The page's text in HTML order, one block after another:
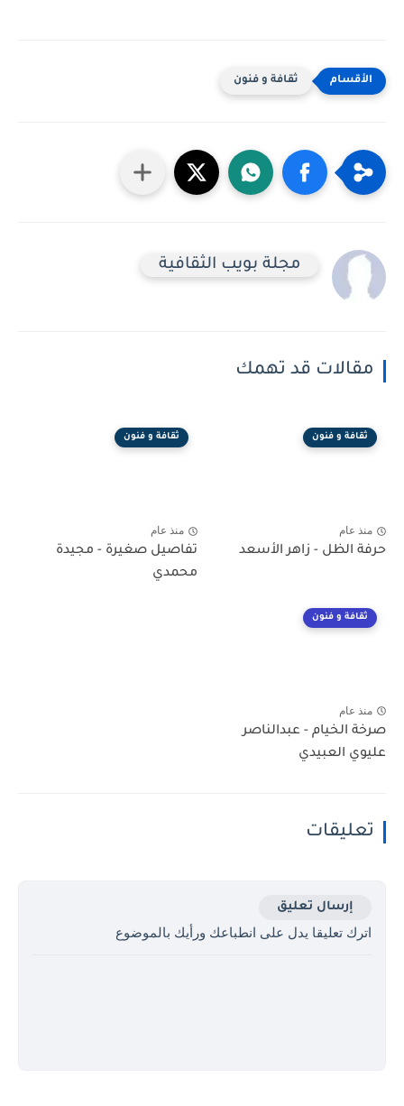
ثقافة و فنون
مجلة بويب الثقافية
مقالات قد تهمك
ثقافة و فنون
منذ عام
حرفة الظل - زاهر الأسعد
ثقافة و فنون
منذ عام
تفاصيل صغيرة - مجيدة
محمدي
ثقافة و فنون
منذ عام
صرخة الخيام - عبدالناصر
عليوي العبيدي
تعليقات
إرسال تعليق
اترك تعليقا يدل على انطباعك ورأيك بالموضوع